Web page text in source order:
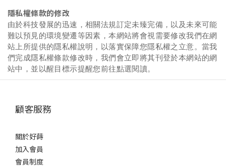
隱私權條款的修改
由於科技發展的迅速，相關法規訂定未臻完備，以及未來可能
難以預見的環境變遷等因素，本網站將會視需要修改我們在網
站上所提供的隱私權說明，以落實保障您隱私權之立意。當我
們完成隱私權條款修改時，我們會立即將其刊登於本網站的網
站中，並以醒目標示提醒您前往點選閱讀。
顧客服務
關於好蒔
加入會員
會員制度